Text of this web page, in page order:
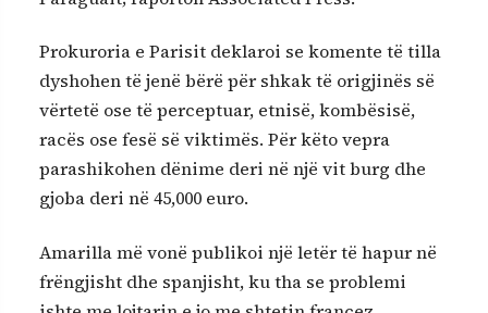
Prokuroria e Parisit deklaroi se komente të tilla
dyshohen të jenë bërë për shkak të origjinës së
vërtetë ose të perceptuar, etnisë, kombësisë,
racës ose fesë së viktimës. Për këto vepra
parashikohen dënime deri në një vit burg dhe
gjoba deri në 45,000 euro.
Amarilla më vonë publikoi një letër të hapur në
frëngjisht dhe spanjisht, ku tha se problemi